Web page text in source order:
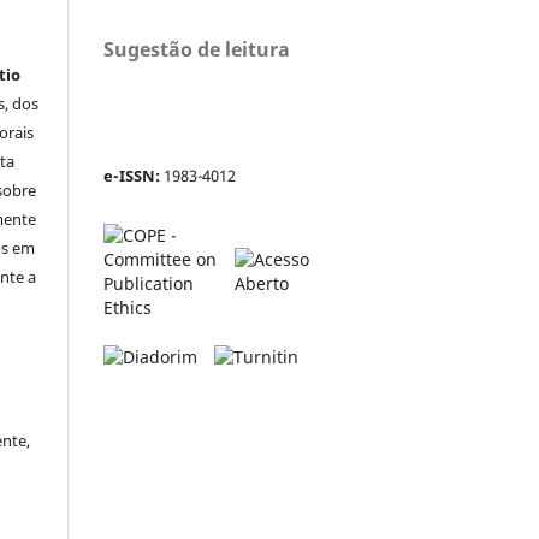
dos
em
a
Sugestão de leitura
e-ISSN: 1983-4012